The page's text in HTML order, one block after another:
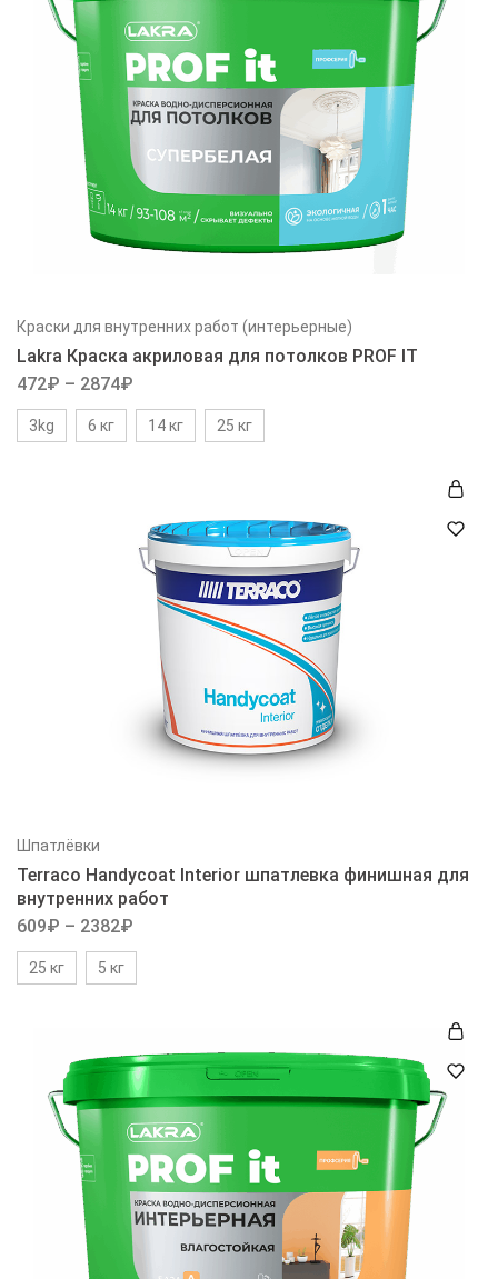
Краски для внутренних работ (интерьерные)
Lakra Краска акриловая для потолков PROF IT
472₽ – 2874₽
3kg 6 кг 14 кг 25 кг
Шпатлёвки
Terraco Handycoat Interior шпатлевка финишная для
внутренних работ
609₽ – 2382₽
25 кг 5 кг